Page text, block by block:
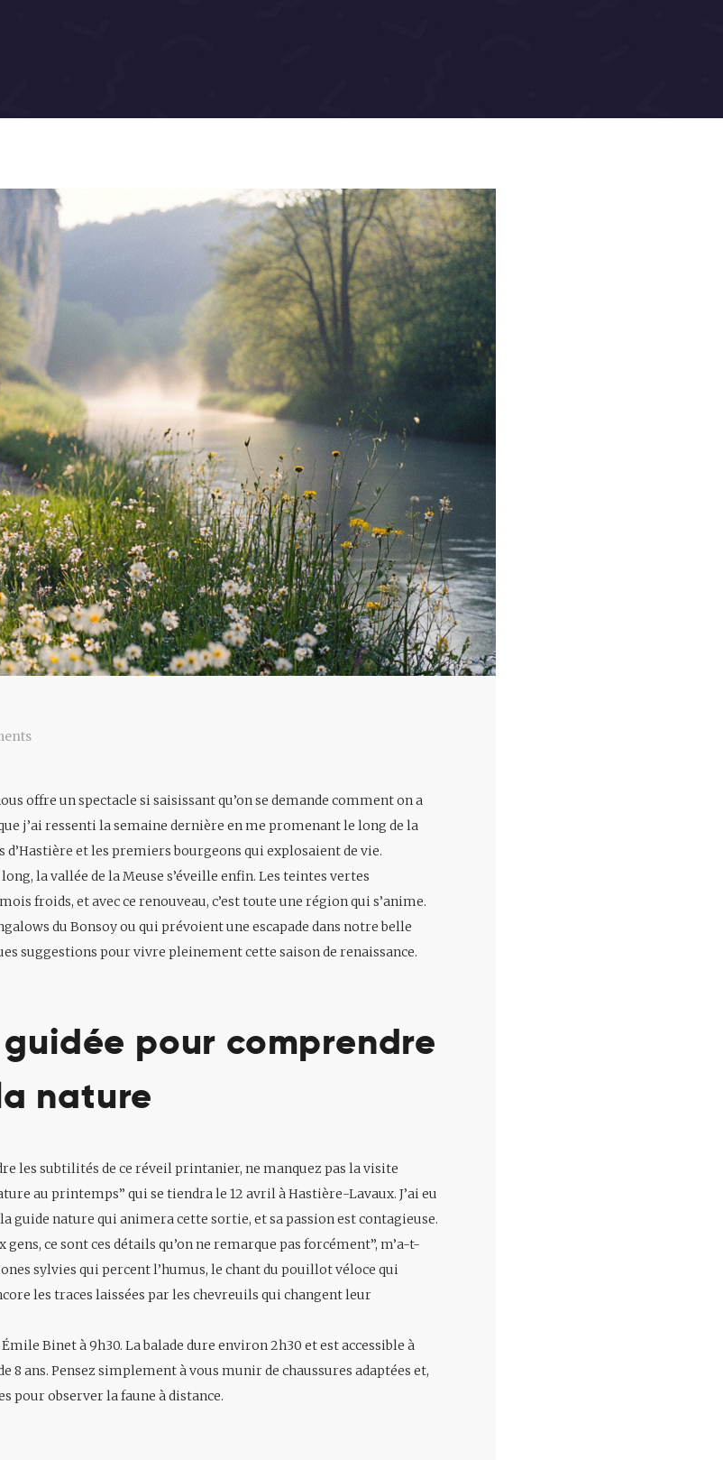
offre un spectacle si saisissant qu’on se demande comment on a
j’ai ressenti la semaine dernière en me promenant le long de la
d’Hastière et les premiers bourgeons qui explosaient de vie.
la vallée de la Meuse s’éveille enfin. Les teintes vertes
froids, et avec ce renouveau, c’est toute une région qui s’anime.
du Bonsoy ou qui prévoient une escapade dans notre belle
suggestions pour vivre pleinement cette saison de renaissance.
pour comprendre
nature
les subtilités de ce réveil printanier, ne manquez pas la visite
au printemps” qui se tiendra le 12 avril à Hastière-Lavaux. J’ai eu
guide nature qui animera cette sortie, et sa passion est contagieuse.
ce sont ces détails qu’on ne remarque pas forcément”, m’a-t-
sylvies qui percent l’humus, le chant du pouillot véloce qui
les traces laissées par les chevreuils qui changent leur
Binet à 9h30. La balade dure environ 2h30 et est accessible à
8 ans. Pensez simplement à vous munir de chaussures adaptées et,
pour observer la faune à distance.